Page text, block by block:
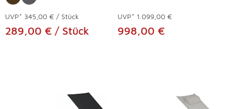
UVP* 345,00 € / Stück
289,00 € / Stück
UVP* 1.099,00 €
998,00 €